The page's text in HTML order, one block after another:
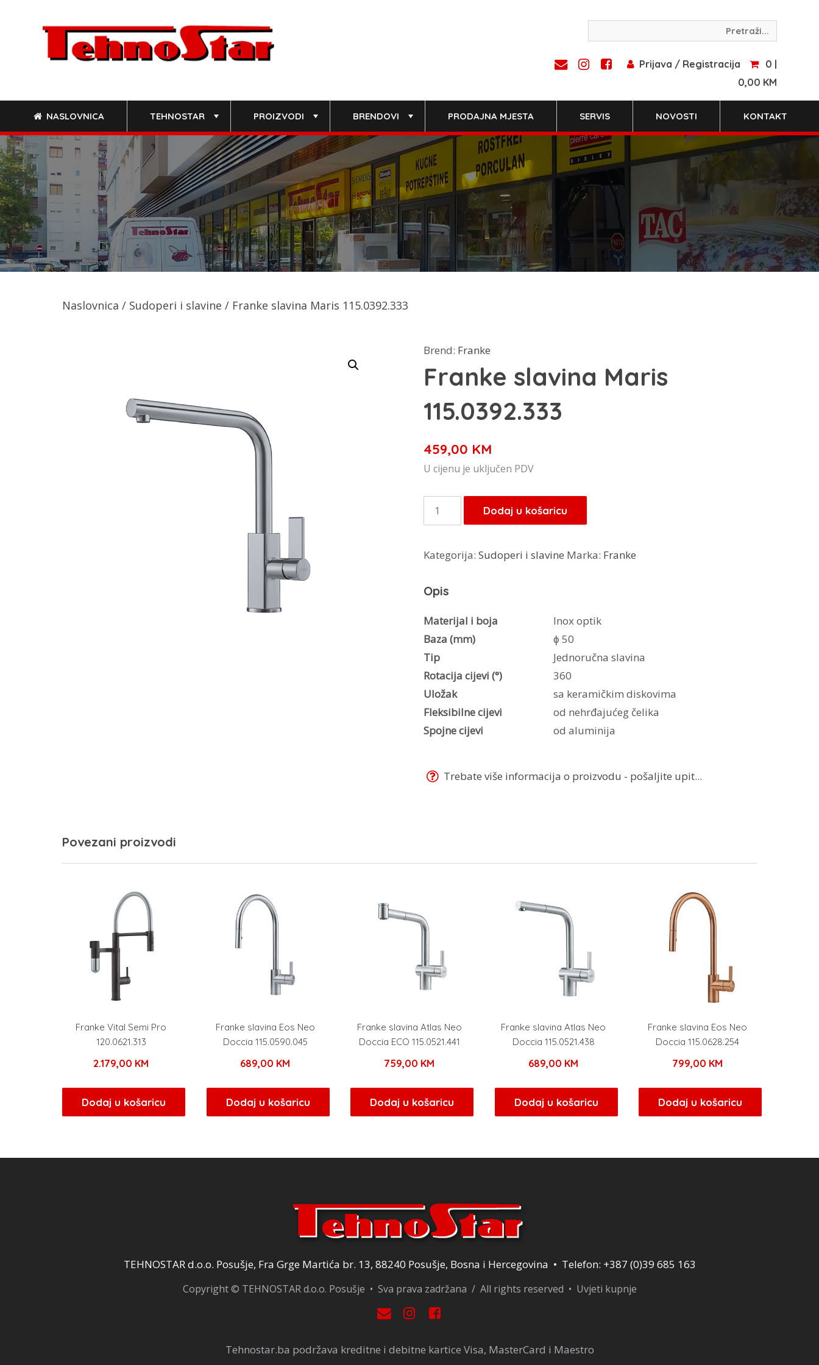
Prijava / Registracija
0 |
0,00 KM
NASLOVNICA TEHNOSTAR PROIZVODI BRENDOVI PRODAJNA MJESTA SERVIS NOVOSTI KONTAKT
Naslovnica / Sudoperi i slavine / Franke slavina Maris 115.0392.333
Brend: Franke
Franke slavina Maris
115.0392.333
459,00 KM
U cijenu je uključen PDV
Franke
slavina
115.0392.333
Dodaj u košaricu
Kategorija: Sudoperi i slavine Marka: Franke
Opis
Materijal i boja
Inox optik
Baza (mm)
ϕ 50
Tip
Jednoručna slavina
Rotacija cijevi (°)
360
Uložak
sa keramičkim diskovima
Fleksibilne cijevi
od nehrđajućeg čelika
Spojne cijevi
od aluminija
Trebate više informacija o proizvodu - pošaljite upit...
Povezani proizvodi
Franke Vital Semi Pro
120.0621.313
2.179,00 KM
Dodaj u košaricu
Franke slavina Eos Neo
Doccia 115.0590.045
689,00 KM
Dodaj u košaricu
Franke slavina Atlas Neo
Doccia ECO 115.0521.441
759,00 KM
Dodaj u košaricu
Franke slavina Atlas Neo
Doccia 115.0521.438
689,00 KM
Dodaj u košaricu
Franke slavina Eos Neo
Doccia 115.0628.254
799,00 KM
Dodaj u košaricu
TEHNOSTAR d.o.o. Posušje, Fra Grge Martića br. 13, 88240 Posušje, Bosna i Hercegovina • Telefon: +387 (0)39 685 163
Copyright © TEHNOSTAR d.o.o. Posušje • Sva prava zadržana / All rights reserved • Uvjeti kupnje
Tehnostar.ba podržava kreditne i debitne kartice Visa, MasterCard i Maestro